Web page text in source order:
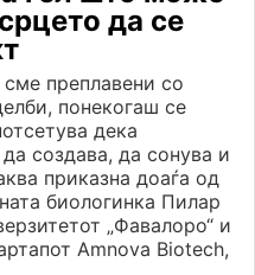
да се
преплавени со
понекогаш се
дека
создава, да сонува и
приказна доаѓа од
биологинка Пилар
„Фавалоро“ и
Amnova Biotech,